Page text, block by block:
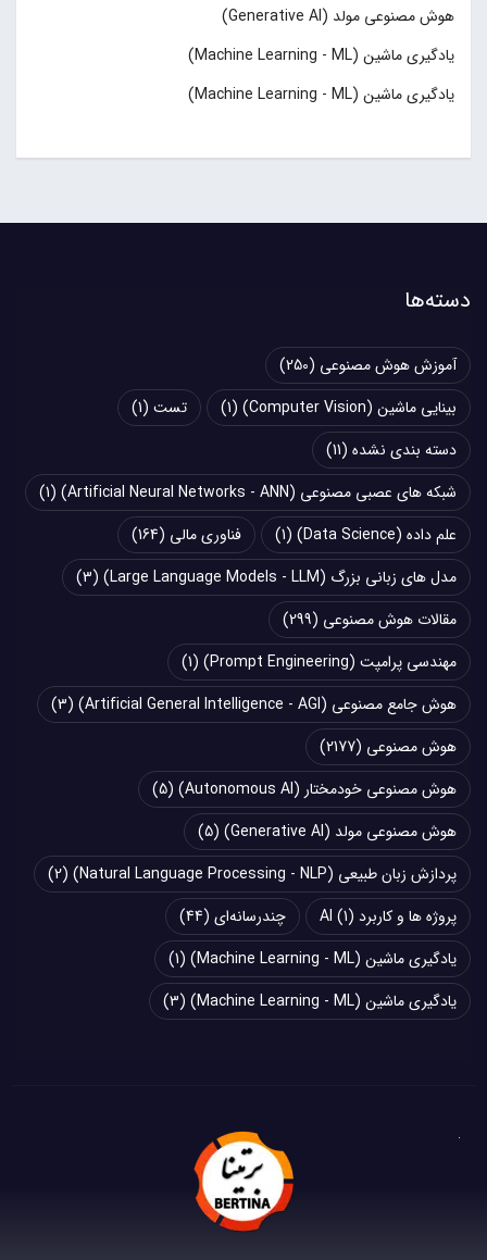
هوش مصنوعی مولد (Generative AI)
یادگیری ماشین (Machine Learning - ML)
یادگیری ماشین (Machine Learning - ML)
دسته‌ها
آموزش هوش مصنوعی (250)
بینایی ماشین (Computer Vision)
(1) تست (1)
دسته بندی نشده (11)
شبکه های عصبی مصنوعی (Artificial Neural Networks - ANN)
(1)
علم داده (Data Science)
(1) فناوری مالی (164)
مدل های زبانی بزرگ (Large Language Models - LLM)
(3)
مقالات هوش مصنوعی (299)
مهندسی پرامپت (Prompt Engineering)
(1)
هوش جامع مصنوعی (Artificial General Intelligence - AGI)
(3)
هوش مصنوعی (2177)
هوش مصنوعی خودمختار (Autonomous AI)
(5)
هوش مصنوعی مولد (Generative AI)
(5)
پردازش زبان طبیعی (Natural Language Processing - NLP)
(2)
پروژه ها و کاربرد AI (1) چند‌‌رسانه‌ای (44)
یادگیری ماشین (Machine Learning - ML)
(1)
یادگیری ماشین (Machine Learning - ML)
(3)